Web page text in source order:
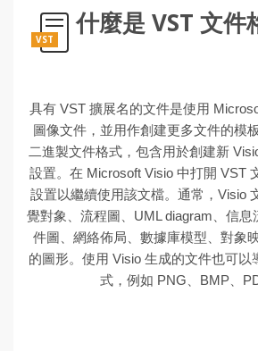
VST
什麼是 VST 文件
具有 VST 擴展名的文件是使用
圖像文件，並用作創建更多文件的模
二進製文件格式，包含用於創建新
設置。在 Microsoft Visio 中打開 VST
設置以繼續使用該文檔。通常，Visio
覺對象、流程圖、UML diagram、信息
件圖、網絡佈局、數據庫模型、對象
的圖形。使用 Visio 生成的文件也可以
式，例如 PNG、BMP、